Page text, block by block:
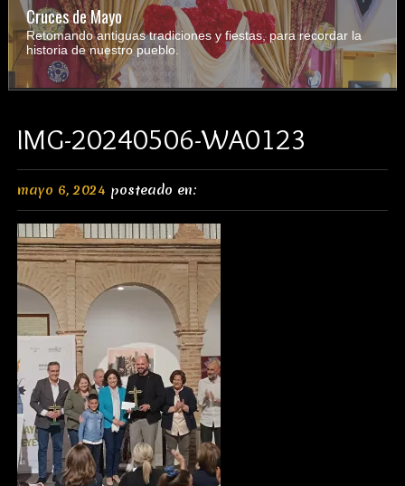
Cruces de Mayo
Retomando antiguas tradiciones y fiestas, para recordar la
historia de nuestro pueblo.
IMG-20240506-WA0123
mayo 6, 2024 posteado en: